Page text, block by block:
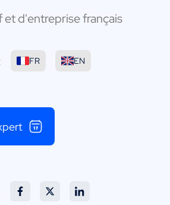
d'entreprise français
FR EN